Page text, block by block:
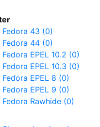
Fedora 43 (0)
Fedora 44 (0)
Fedora EPEL 10.2 (0)
Fedora EPEL 10.3 (0)
Fedora EPEL 8 (0)
Fedora EPEL 9 (0)
Fedora Rawhide (0)